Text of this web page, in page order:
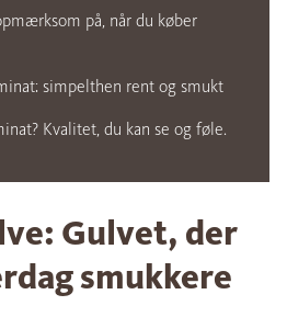
på, når du køber
simpelthen rent og smukt
Kvalitet, du kan se og føle.
Gulvet, der
smukkere